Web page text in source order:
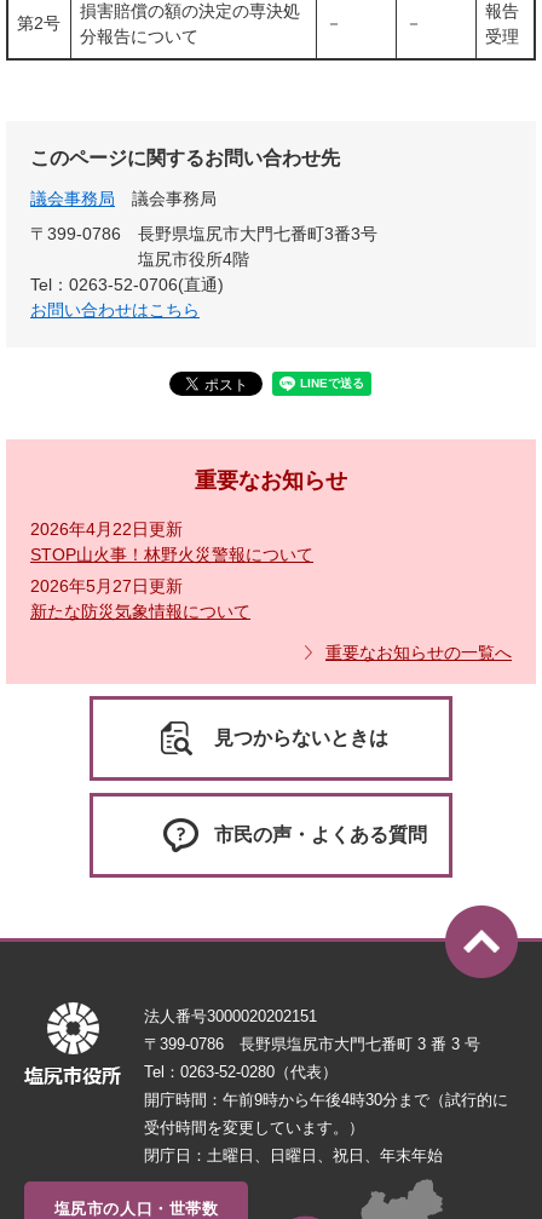
第2号
損害賠償の額の決定の専決処
分報告について
－ －
報告
受理
このページに関するお問い合わせ先
議会事務局
議会事務局
〒399-0786
長野県塩尻市大門七番町3番3号
塩尻市役所4階
Tel：0263-52-0706(直通)
お問い合わせはこちら
重要なお知らせ
2026年4月22日更新
STOP山火事！林野火災警報について
2026年5月27日更新
新たな防災気象情報について
重要なお知らせの一覧へ
見つからないときは
市民の声・よくある質問
法人番号3000020202151
〒399-0786 長野県塩尻市大門七番町 3 番 3 号
Tel：0263-52-0280（代表）
開庁時間：午前9時から午後4時30分まで（試行的に
受付時間を変更しています。）
閉庁日：土曜日、日曜日、祝日、年末年始
塩尻市の人口・世帯数